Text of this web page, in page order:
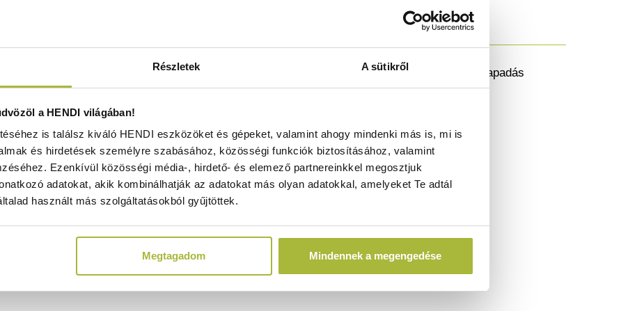
Részletek A sütikről
a HENDI világában!
is találsz kiváló HENDI eszközöket és gépeket, valamint ahogy mindenki más is, mi is
és hirdetések személyre szabásához, közösségi funkciók biztosításához, valamint
Ezenkívül közösségi média-, hirdető- és elemező partnereinkkel megosztjuk
adatokat, akik kombinálhatják az adatokat más olyan adatokkal, amelyeket Te adtál
használt más szolgáltatásokból gyűjtöttek.
Megtagadom Mindennek a megengedése
méreteinek köszönhetően tökéletes sütőhasználatra. Egyszerű grillezést tesz lehetővé tapadás
hogy a zsír lecsöpögjön az ételről, ami egészségesebb étkezést eredményez.
a zsír lecsöpögjön az ételről
használható.